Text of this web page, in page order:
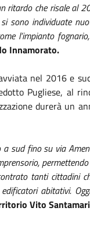
che risale al
sono individuate
l’impianto
Innamorato.
nel 2016 e
Pugliese, al
durerà un
sud fino su via
tanti cittadini
abitativi.
Vito